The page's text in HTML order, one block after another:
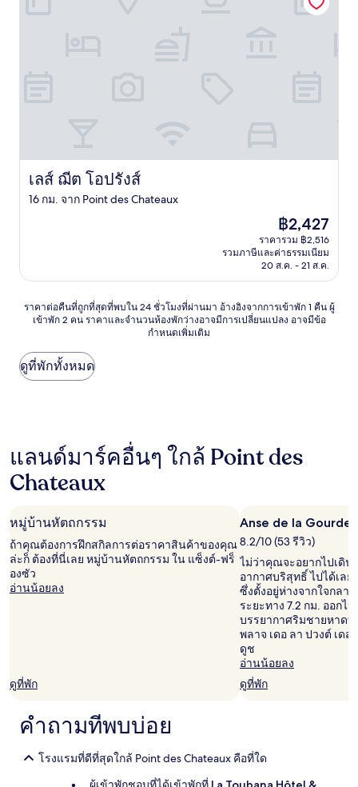
เลส์ ฌีต โอปรังส์
เลส์ ฌีต โอปรังส์
16 กม. จาก Point des Chateaux
ราคา
ปัจจุบัน
คือ
฿2,427
฿2,427
ราคารวม ฿2,516
รวมภาษีและค่าธรรมเนียม
20 ส.ค. - 21 ส.ค.
ราคา
ถูก
ที่สุด
ที่
ผ่าน
มา
อ้างอิง
การ
พัก
1
คืน
ผู้
และ
พัก
อาจ
ราคาต่อคืนที่ถูกที่สุดที่พบใน 24 ชั่วโมงที่ผ่านมา อ้างอิงจากการเข้าพัก 1 คืน ผู้
เข้าพัก 2 คน ราคาและจำนวนห้องพักว่างอาจมีการเปลี่ยนแปลง อาจมีข้อ
กำหนดเพิ่มเติม
ดูที่พักทั้งหมด
แลนด์มาร์คอื่นๆ ใกล้ Point des
Chateaux
หมู่บ้านหัตถกรรม
ถ้าคุณต้องการฝึกสกิลการต่อราคาสินค้าของคุณ
ล่ะก็ ต้องที่นี่เลย หมู่บ้านหัตถกรรม ใน แซ็งต์-ฟร็
องซัว
อ่านน้อยลง
ดูที่พัก
Anse de la Gourde
8.2/10 (53 รีวิว)
ไม่ว่าคุณจะอยากไปเดิน
อากาศบริสุทธิ์ ไปได้เลย
ซึ่งตั้งอยู่ห่างจากใจกลา
ระยะทาง 7.2 กม. ออกไ
บรรยากาศริมชายหาด
พลาจ เดอ ลา ปวงต์ เด
ดูช
อ่านน้อยลง
ดูที่พัก
คำถามที่พบบ่อย
โรงแรมที่ดีที่สุดใกล้ Point des Chateaux คือที่ใด